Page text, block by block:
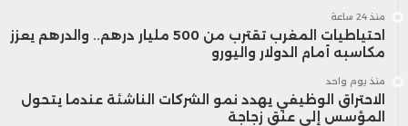
منذ 24 ساعة
احتياطيات المغرب تقترب من 500 مليار درهم.. والدرهم يعزز
مكاسبه أمام الدولار واليورو
منذ يوم واحد
الاحتراق الوظيفي يهدد نمو الشركات الناشئة عندما يتحول
المؤسس إلى عنق زجاجة